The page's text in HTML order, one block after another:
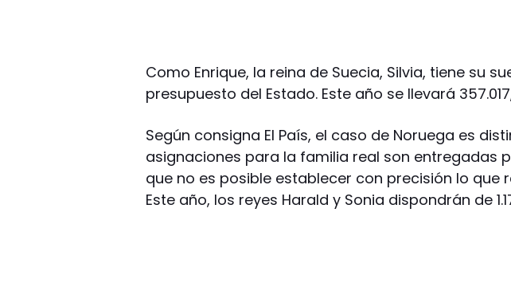
Como Enrique, la reina de Suecia, Silvia, tiene su
presupuesto del Estado. Este año se llevará
Según consigna El País, el caso de Noruega es
asignaciones para la familia real son entregadas
que no es posible establecer con precisión lo que
Este año, los reyes Harald y Sonia dispondrán de